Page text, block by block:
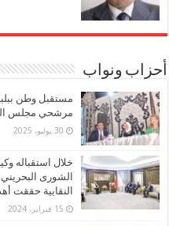
أحزاب ونواب
مستقبل وطن
مرشحي مجلس
30 يوليو، 2025
خلال استقباله
الشورى
النقابية حققت
15 فبراير، 2024